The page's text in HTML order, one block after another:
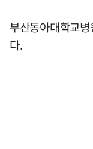
부산동아대학교
다.